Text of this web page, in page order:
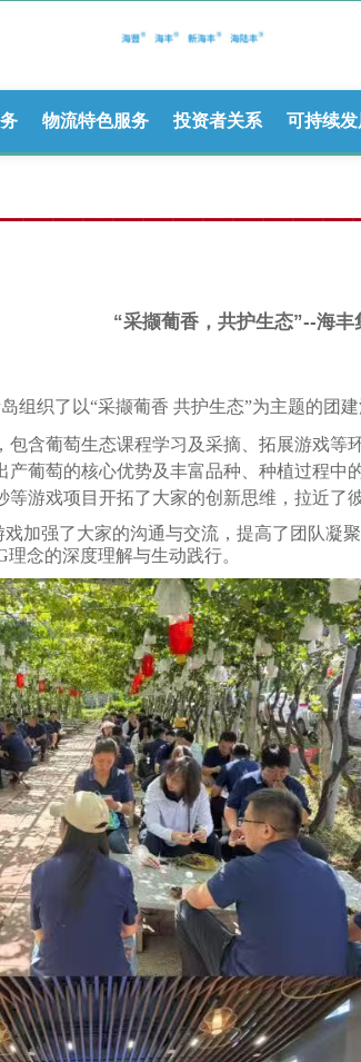
物流特色服务 投资者关系 可持续发
“采撷葡香，共护生态”--海
组织了以“采撷葡香 共护生态”为主题的团建
包含葡萄生态课程学习及采摘、拓展游戏
葡萄的核心优势及丰富品种、种植过程
等游戏项目开拓了大家的创新思维，拉近
加强了大家的沟通与交流，提高了团队凝
念的深度理解与生动践行。